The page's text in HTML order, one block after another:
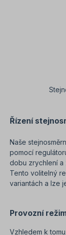
Řízení
Naše
pomocí
dobu zrychlení a
Tento volitelný
variantách a lze
Provozní
Vzhledem k